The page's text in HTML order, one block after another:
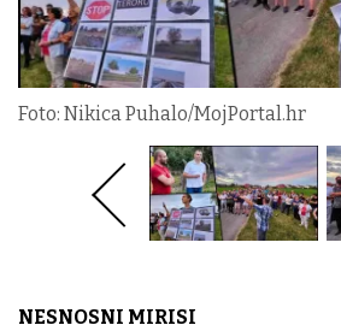
Foto: Nikica Puhalo/MojPortal.hr
NESNOSNI MIRISI